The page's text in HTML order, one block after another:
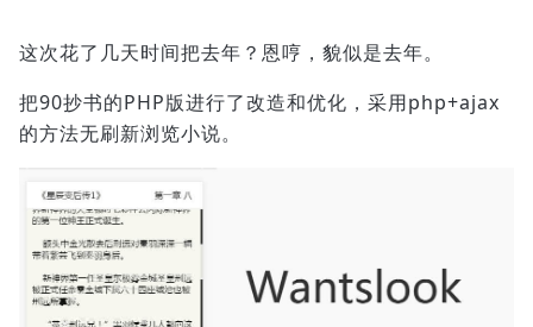
这次花了几天时间把去年？恩哼，貌似是去年。
把90抄书的PHP版进行了改造和优化，采用php+ajax
的方法无刷新浏览小说。